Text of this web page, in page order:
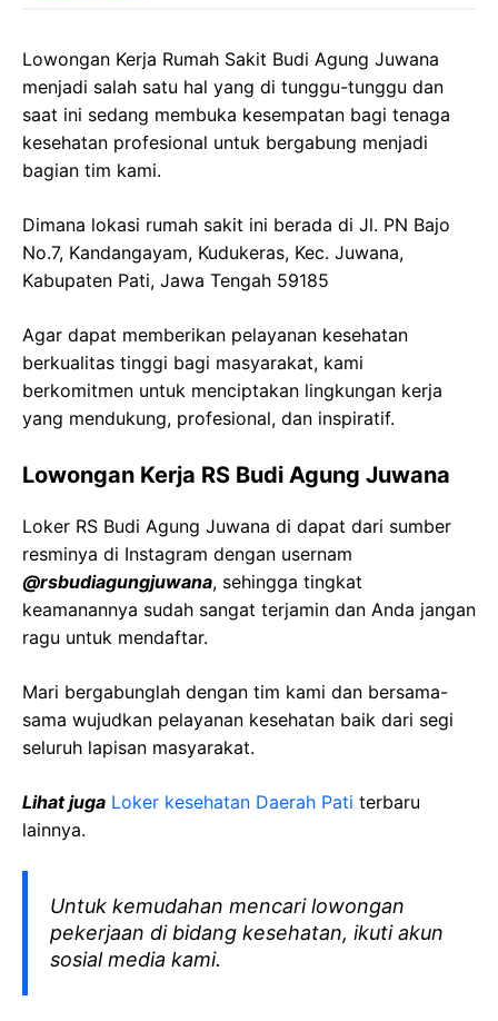
Lowongan Kerja Rumah Sakit Budi Agung Juwana
menjadi salah satu hal yang di tunggu-tunggu dan
saat ini sedang membuka kesempatan bagi tenaga
kesehatan profesional untuk bergabung menjadi
bagian tim kami.
Dimana lokasi rumah sakit ini berada di Jl. PN Bajo
No.7, Kandangayam, Kudukeras, Kec. Juwana,
Kabupaten Pati, Jawa Tengah 59185
Agar dapat memberikan pelayanan kesehatan
berkualitas tinggi bagi masyarakat, kami
berkomitmen untuk menciptakan lingkungan kerja
yang mendukung, profesional, dan inspiratif.
Lowongan Kerja RS Budi Agung Juwana
Loker RS Budi Agung Juwana di dapat dari sumber
resminya di Instagram dengan usernam
@rsbudiagungjuwana, sehingga tingkat
keamanannya sudah sangat terjamin dan Anda jangan
ragu untuk mendaftar.
Mari bergabunglah dengan tim kami dan bersama-
sama wujudkan pelayanan kesehatan baik dari segi
seluruh lapisan masyarakat.
Lihat juga Loker kesehatan Daerah Pati terbaru
lainnya.
Untuk kemudahan mencari lowongan
pekerjaan di bidang kesehatan, ikuti akun
sosial media kami.